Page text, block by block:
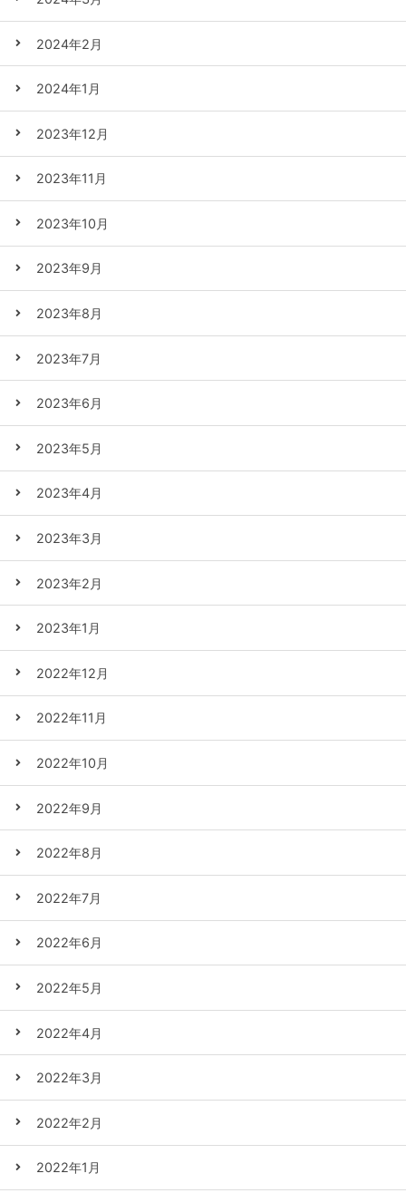
2024年2月
2024年1月
2023年12月
2023年11月
2023年10月
2023年9月
2023年8月
2023年7月
2023年6月
2023年5月
2023年4月
2023年3月
2023年2月
2023年1月
2022年12月
2022年11月
2022年10月
2022年9月
2022年8月
2022年7月
2022年6月
2022年5月
2022年4月
2022年3月
2022年2月
2022年1月